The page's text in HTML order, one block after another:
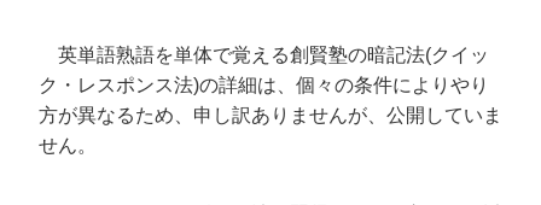
英単語熟語を単体で覚える創賢塾の暗記法(クイッ
ク・レスポンス法)の詳細は、個々の条件によりやり
方が異なるため、申し訳ありませんが、公開していま
せん。